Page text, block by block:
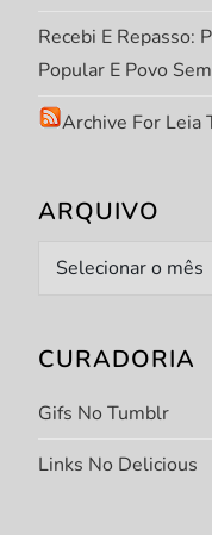
Recebi E Repasso:
Popular E Povo
Archive For Leia
ARQUIVO
Arquivo
CURADORIA
Gifs No Tumblr
Links No Delicious